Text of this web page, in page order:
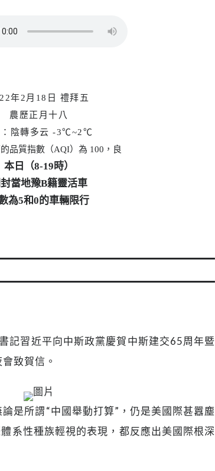
年2月18日 禮拜五
農歷正月十八
陰轉多云-3℃~2℃
品質指數（AQI）為 100，良
本日（8-19時）
封當地豫B籍靈活車
為5和0的車輛限行
記習近平向中斯政黨慶賀中斯建交65周年暨
致賀信。
是所謂“中國舉動打算”，仍是美國際甚囂塵
系性種族輕視的表現，都反應出美國際根深